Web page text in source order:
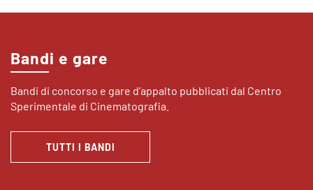
Bandi e gare
Bandi di concorso e gare d’appalto pubblicati dal Centro
Sperimentale di Cinematografia.
TUTTI I BANDI